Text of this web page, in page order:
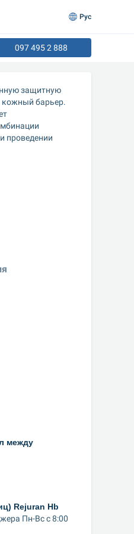
097 495 2 888
защитную
кожный барьер.
проведении
между
Rejuran Hb
Пн-Вс с 8:00
Рус